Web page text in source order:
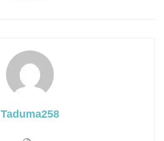
Taduma258